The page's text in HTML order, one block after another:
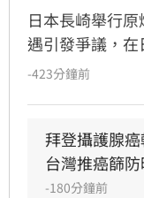
日本長崎舉行
遇引發爭議，
友對長崎市的
民眾更公開向台
-423分鐘前
拜登攝護腺
台灣推癌篩
-180分鐘前